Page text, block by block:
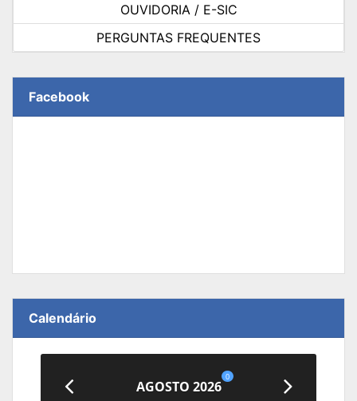
OUVIDORIA / E-SIC
PERGUNTAS FREQUENTES
Facebook
Calendário
AGOSTO 2026
0